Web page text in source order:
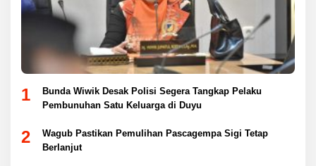
1
Bunda Wiwik Desak Polisi Segera Tangkap Pelaku
Pembunuhan Satu Keluarga di Duyu
2
Wagub Pastikan Pemulihan Pascagempa Sigi Tetap
Berlanjut